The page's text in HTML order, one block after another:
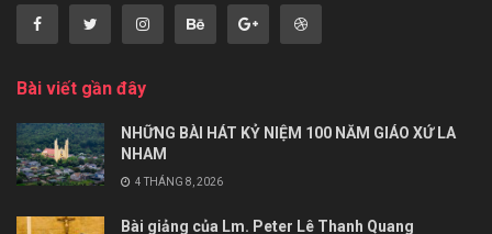
Bài viết gần đây
NHỮNG BÀI HÁT KỶ NIỆM 100 NĂM GIÁO XỨ LA
NHAM
4 THÁNG 8, 2026
Bài giảng của Lm. Peter Lê Thanh Quang